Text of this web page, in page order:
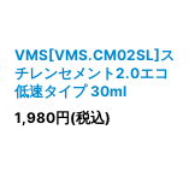
VMS[VMS.CM02SL]ス
チレンセメント2.0エコ
低速タイプ 30ml
1,980円(税込)